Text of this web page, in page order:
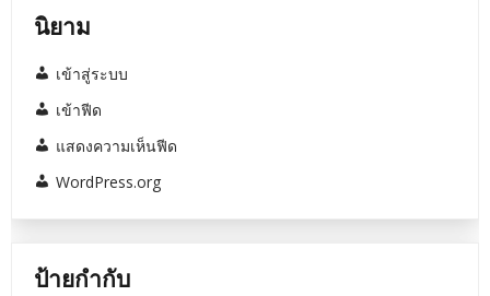
นิยาม
เข้าสู่ระบบ
เข้าฟีด
แสดงความเห็นฟีด
WordPress.org
ป้ายกำกับ